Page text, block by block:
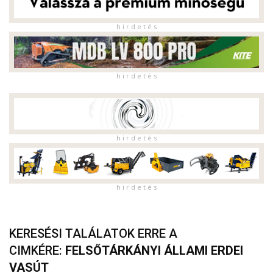
h i r d e t é s
h i r d e t é s
h i r d e t é s
h i r d e t é s
KERESÉSI TALÁLATOK ERRE A
CIMKÉRE: FELSŐTÁRKÁNYI ÁLLAMI ERDEI
VASÚT